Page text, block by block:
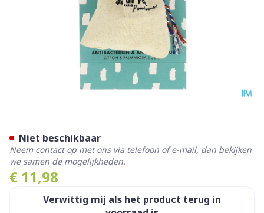
€ 11,98
Verwittig mij als het product terug in
Niet beschikbaar
Neem contact op met ons via telefoon of e-mail, dan bekijken
we samen de mogelijkheden.